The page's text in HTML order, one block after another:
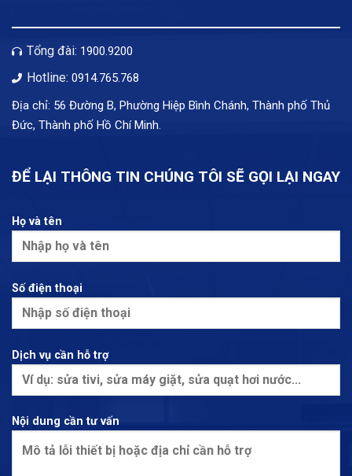
Tổng đài: 1900.9200
Hotline: 0914.765.768
Địa chỉ: 56 Đường B, Phường Hiệp Bình Chánh, Thành phố Thủ
Đức, Thành phố Hồ Chí Minh.
ĐỂ LẠI THÔNG TIN CHÚNG TÔI SẼ GỌI LẠI NGAY
Họ và tên
Số điện thoại
Dịch vụ cần hỗ trợ
Nội dung cần tư vấn